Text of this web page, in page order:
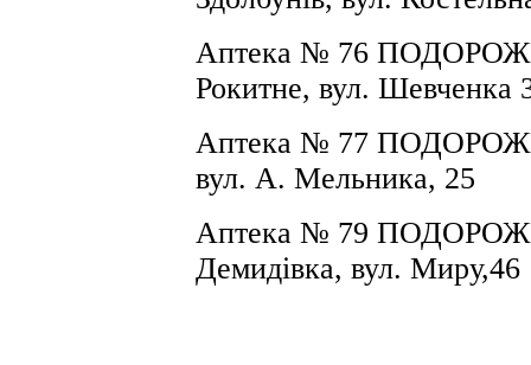
Аптека № 76
Рокитне, вул. Шевченка
Аптека № 77
вул. А. Мельника, 25
Аптека № 79
Демидівка, вул. Миру,46